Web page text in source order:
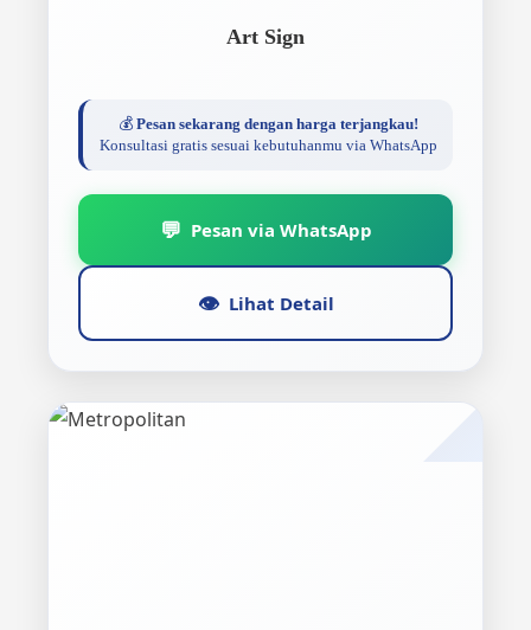
Art Sign
💰 Pesan sekarang dengan harga terjangkau!
Konsultasi gratis sesuai kebutuhanmu via WhatsApp
💬 Pesan via WhatsApp
👁️ Lihat Detail